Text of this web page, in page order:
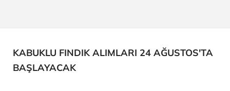
KABUKLU FINDIK ALIMLARI 24 AĞUSTOS'TA
BAŞLAYACAK